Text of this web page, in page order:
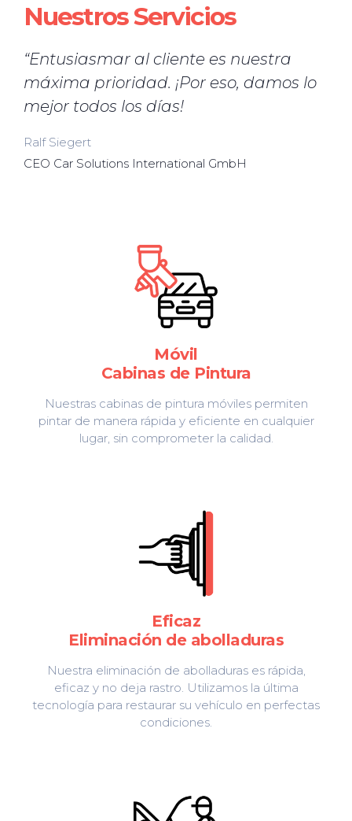
Nuestros Servicios
“Entusiasmar al cliente es nuestra
máxima prioridad. ¡Por eso, damos lo
mejor todos los días!
Ralf Siegert
CEO Car Solutions International GmbH
Móvil
Cabinas de Pintura
Nuestras cabinas de pintura móviles permiten
pintar de manera rápida y eficiente en cualquier
lugar, sin comprometer la calidad.
Eficaz
Eliminación de abolladuras
Nuestra eliminación de abolladuras es rápida,
eficaz y no deja rastro. Utilizamos la última
tecnología para restaurar su vehículo en perfectas
condiciones.